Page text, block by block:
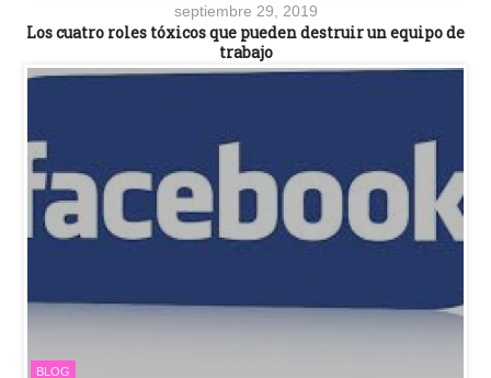
septiembre 29, 2019
Los cuatro roles tóxicos que pueden destruir un equipo de
trabajo
BLOG